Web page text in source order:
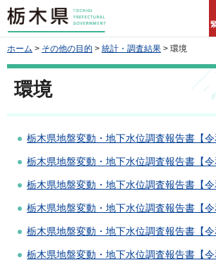
栃木県
ホーム > その他の目的 > 統計・調査結果 > 環境
環境
栃木県地盤変動・地下水位調査報告書【令
栃木県地盤変動・地下水位調査報告書【令
栃木県地盤変動・地下水位調査報告書【令
栃木県地盤変動・地下水位調査報告書【令
栃木県地盤変動・地下水位調査報告書【令
栃木県地盤変動・地下水位調査報告書【令